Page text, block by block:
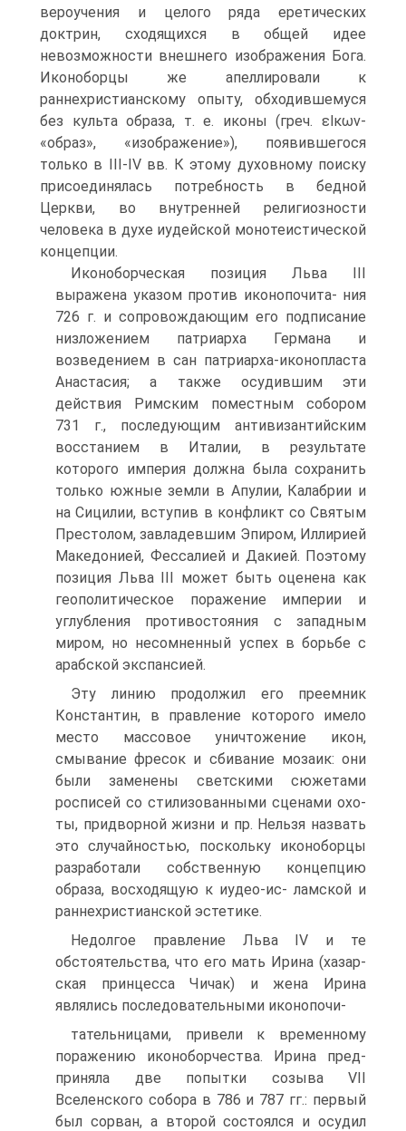
вероучения и целого ряда еретических
доктрин, сходящихся в общей идее
невозможности внешнего изображения Бога.
Иконоборцы же апеллирова­ли к
раннехристианскому опыту, обходившемуся
без культа образа, т. е. иконы (греч. εlκων-
«образ», «изображение»), появившегося
только в III-IV вв. К этому духовному поиску
присоединялась потребность в бедной
Церкви, во внутренней религиозности
человека в духе иудейской монотеистической
концепции.
Иконоборческая позиция Льва III
выражена указом против иконопочита- ния
726 г. и сопровождающим его подписание
низложением патриарха Германа и
возведением в сан патриарха-иконопласта
Анастасия; а также осудившим эти
действия Римским поместным собором
731 г., последующим антивизантийским
восстанием в Италии, в результате
которого империя должна была сохранить
только южные земли в Апулии, Калабрии и
на Сицилии, вступив в конфликт со Святым
Престолом, завладевшим Эпиром, Иллирией
Македонией, Фессалией и Дакией. Поэтому
позиция Льва III может быть оценена как
геополитическое поражение империи и
углубления противостояния с западным
миром, но несо­мненный успех в борьбе с
арабской экспансией.
Эту линию продолжил его преемник
Константин, в правление которого име­ло
место массовое уничтожение икон,
смывание фресок и сбивание мозаик: они
были заменены светскими сюжетами
росписей со стилизованными сценами охо­
ты, придворной жизни и пр. Нельзя назвать
это случайностью, поскольку ико­ноборцы
разработали собственную концепцию
образа, восходящую к иудео-ис- ламской и
раннехристианской эстетике.
Недолгое правление Льва IV и те
обстоятельства, что его мать Ирина (хазар­
ская принцесса Чичак) и жена Ирина
являлись последовательными иконопочи-
тательницами, привели к временному
поражению иконоборчества. Ирина пред­
приняла две попытки созыва VII
Вселенского собора в 786 и 787 гг.: первый
был сорван, а второй состоялся и осудил